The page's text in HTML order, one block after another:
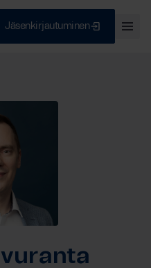
Jäsenkirjautuminen